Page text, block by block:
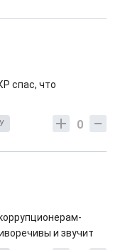
спас, что
0
и звучит